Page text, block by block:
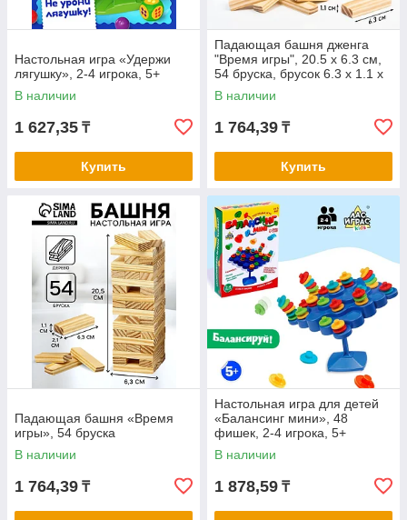
Настольная игра «Удержи
лягушку», 2-4 игрока, 5+
В наличии
1 627,35 ₸
Купить
Падающая башня дженга
"Время игры", 20.5 х 6.3 см,
54 бруска, брусок 6.3 х 1.1 х
2.1 см
В наличии
1 764,39 ₸
Купить
Падающая башня «Время
игры», 54 бруска
В наличии
1 764,39 ₸
Настольная игра для детей
«Балансинг мини», 48
фишек, 2-4 игрока, 5+
В наличии
1 878,59 ₸